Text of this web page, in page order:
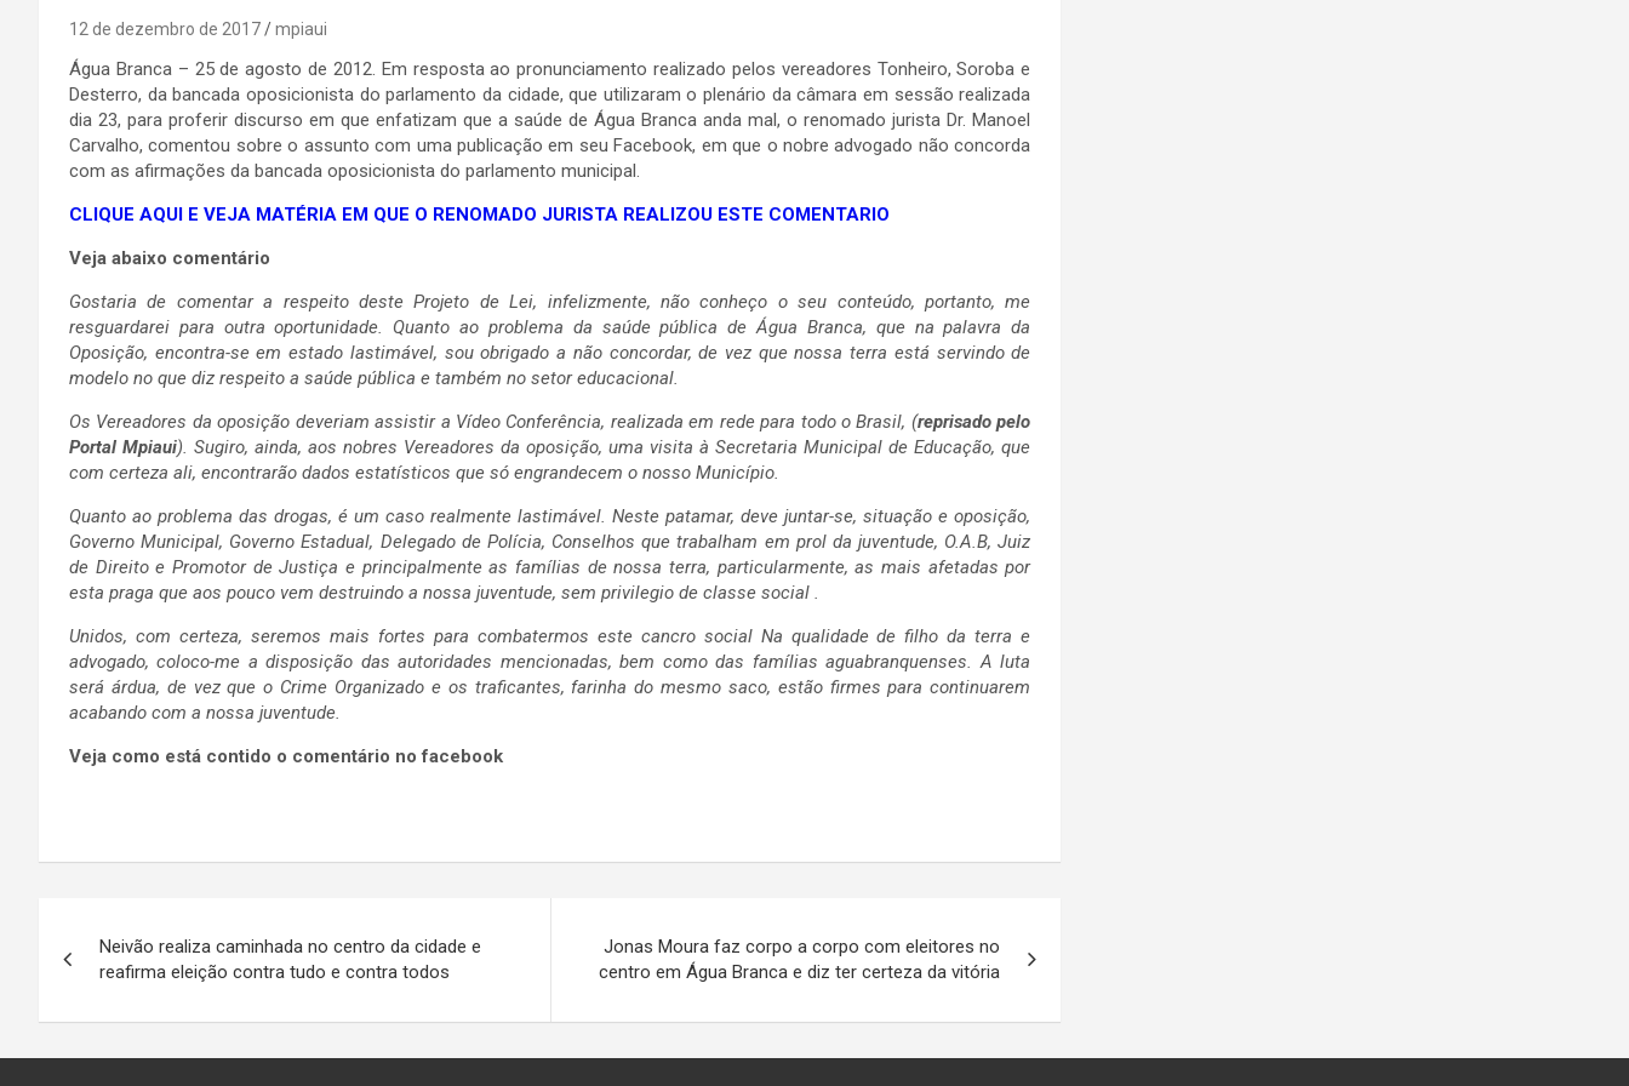
12 de dezembro de 2017 mpiaui
Água Branca – 25 de agosto de 2012. Em resposta ao pronunciamento realizado pelos vereadores Tonheiro, Soroba e
Desterro, da bancada oposicionista do parlamento da cidade, que utilizaram o plenário da câmara em sessão realizada
dia 23, para proferir discurso em que enfatizam que a saúde de Água Branca anda mal, o renomado jurista Dr. Manoel
Carvalho, comentou sobre o assunto com uma publicação em seu Facebook, em que o nobre advogado não concorda
com as afirmações da bancada oposicionista do parlamento municipal.
CLIQUE AQUI E VEJA MATÉRIA EM QUE O RENOMADO JURISTA REALIZOU ESTE COMENTARIO
Veja abaixo comentário
Gostaria de comentar a respeito deste Projeto de Lei, infelizmente, não conheço o seu conteúdo, portanto, me
resguardarei para outra oportunidade. Quanto ao problema da saúde pública de Água Branca, que na palavra da
Oposição, encontra-se em estado lastimável, sou obrigado a não concordar, de vez que nossa terra está servindo de
modelo no que diz respeito a saúde pública e também no setor educacional.
Os Vereadores da oposição deveriam assistir a Vídeo Conferência, realizada em rede para todo o Brasil, (reprisado pelo
Portal Mpiaui). Sugiro, ainda, aos nobres Vereadores da oposição, uma visita à Secretaria Municipal de Educação, que
com certeza ali, encontrarão dados estatísticos que só engrandecem o nosso Município.
Quanto ao problema das drogas, é um caso realmente lastimável. Neste patamar, deve juntar-se, situação e oposição,
Governo Municipal, Governo Estadual, Delegado de Polícia, Conselhos que trabalham em prol da juventude, O.A.B, Juiz
de Direito e Promotor de Justiça e principalmente as famílias de nossa terra, particularmente, as mais afetadas por
esta praga que aos pouco vem destruindo a nossa juventude, sem privilegio de classe social .
Unidos, com certeza, seremos mais fortes para combatermos este cancro social Na qualidade de filho da terra e
advogado, coloco-me a disposição das autoridades mencionadas, bem como das famílias aguabranquenses. A luta
será árdua, de vez que o Crime Organizado e os traficantes, farinha do mesmo saco, estão firmes para continuarem
acabando com a nossa juventude.
Veja como está contido o comentário no facebook
de
Post
Neivão realiza caminhada no centro da cidade e
reafirma eleição contra tudo e contra todos
Jonas Moura faz corpo a corpo com eleitores no
centro em Água Branca e diz ter certeza da vitória